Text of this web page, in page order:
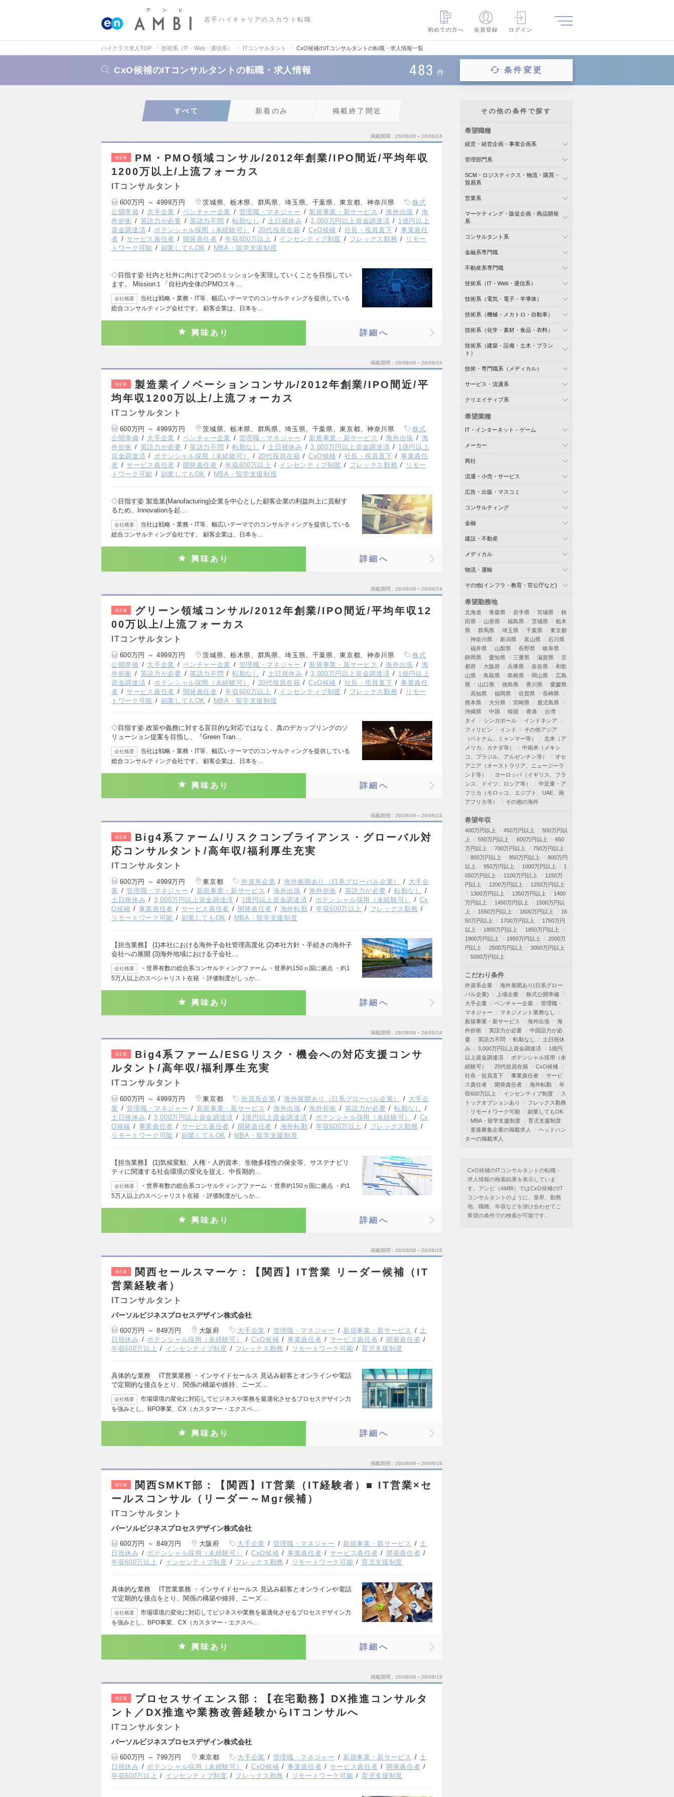
若手ハイキャリアのスカウト転職
初めての方へ
会員登録 ログイン
ハイクラス求人TOP 技術系（IT・Web・通信系） ITコンサルタント CxO候補のITコンサルタントの転職・求人情報一覧
CxO候補のITコンサルタントの転職・求人情報 483 件 条件変更
すべて 新着のみ 掲載終了間近
掲載期間 26/08/06～26/08/24
NEW
PM・PMO領域コンサル/2012年創業/IPO間近/平均年収
1200万以上/上流フォーカス
ITコンサルタント
600万円 ～ 4999万円 茨城県、栃木県、群馬県、埼玉県、千葉県、東京都、神奈川県
株式
公開準備
大手企業 ベンチャー企業 管理職・マネジャー 新規事業・新サービス 海外出張
海
外折衝
英語力が必要 英語力不問 転勤なし 土日祝休み 3,000万円以上資金調達済
1億円以上
資金調達済
ポテンシャル採用（未経験可） 20代役員在籍 CxO候補 社長・役員直下
事業責任
者
サービス責任者 開発責任者 年収600万以上 インセンティブ制度 フレックス勤務
リモー
トワーク可能
副業してもOK MBA・留学支援制度
◇目指す姿 社内と社外に向けて2つのミッションを実現していくことを目指してい
ます。 Mission１「自社内全体のPMOスキ…
会社概要
当社は戦略・業務・IT等、幅広いテーマでのコンサルティングを提供している
総合コンサルティング会社です。 顧客企業は、日本を…
興味あり 詳細へ
掲載期間 26/08/06～26/08/24
NEW
製造業イノベーションコンサル/2012年創業/IPO間近/平
均年収1200万以上/上流フォーカス
ITコンサルタント
600万円 ～ 4999万円 茨城県、栃木県、群馬県、埼玉県、千葉県、東京都、神奈川県
株式
公開準備
大手企業 ベンチャー企業 管理職・マネジャー 新規事業・新サービス 海外出張
海
外折衝
英語力が必要 英語力不問 転勤なし 土日祝休み 3,000万円以上資金調達済
1億円以上
資金調達済
ポテンシャル採用（未経験可） 20代役員在籍 CxO候補 社長・役員直下
事業責任
者
サービス責任者 開発責任者 年収600万以上 インセンティブ制度 フレックス勤務
リモー
トワーク可能
副業してもOK MBA・留学支援制度
◇目指す姿 製造業(Manufacturing)企業を中心とした顧客企業の利益向上に貢献す
るため、Innovationを起…
会社概要
当社は戦略・業務・IT等、幅広いテーマでのコンサルティングを提供している
総合コンサルティング会社です。 顧客企業は、日本を…
興味あり 詳細へ
掲載期間 26/08/06～26/08/24
NEW
グリーン領域コンサル/2012年創業/IPO間近/平均年収12
00万以上/上流フォーカス
ITコンサルタント
600万円 ～ 4999万円 茨城県、栃木県、群馬県、埼玉県、千葉県、東京都、神奈川県
株式
公開準備
大手企業 ベンチャー企業 管理職・マネジャー 新規事業・新サービス 海外出張
海
外折衝
英語力が必要 英語力不問 転勤なし 土日祝休み 3,000万円以上資金調達済
1億円以上
資金調達済
ポテンシャル採用（未経験可） 20代役員在籍 CxO候補 社長・役員直下
事業責任
者
サービス責任者 開発責任者 年収600万以上 インセンティブ制度 フレックス勤務
リモー
トワーク可能
副業してもOK MBA・留学支援制度
◇目指す姿 政策や義務に対する盲目的な対応ではなく、真のデカップリングのソ
リューション提案を目指し、『Green Tran…
会社概要
当社は戦略・業務・IT等、幅広いテーマでのコンサルティングを提供している
総合コンサルティング会社です。 顧客企業は、日本を…
興味あり 詳細へ
掲載期間 26/08/06～26/08/24
NEW
Big4系ファーム/リスクコンプライアンス・グローバル対
応コンサルタント/高年収/福利厚生充実
ITコンサルタント
600万円 ～ 4999万円 東京都 外資系企業 海外展開あり（日系グローバル企業）
大手企
業
管理職・マネジャー 新規事業・新サービス 海外出張 海外折衝 英語力が必要
転勤なし
土日祝休み
3,000万円以上資金調達済 1億円以上資金調達済 ポテンシャル採用（未経験可）
Cx
O候補
事業責任者 サービス責任者 開発責任者 海外転勤 年収600万以上
フレックス勤務
リモートワーク可能
副業してもOK MBA・留学支援制度
【担当業務】 (1)本社における海外子会社管理高度化 (2)本社方針・手続きの海外子
会社への展開 (3)海外地域における子会社…
会社概要
・世界有数の総合系コンサルティングファーム ・世界約150ヵ国に拠点 ・約1
5万人以上のスペシャリスト在籍 ・評価制度がしっか…
興味あり 詳細へ
掲載期間 26/08/06～26/08/24
NEW
Big4系ファーム/ESGリスク・機会への対応支援コンサ
ルタント/高年収/福利厚生充実
ITコンサルタント
600万円 ～ 4999万円 東京都 外資系企業 海外展開あり（日系グローバル企業）
大手企
業
管理職・マネジャー 新規事業・新サービス 海外出張 海外折衝 英語力が必要
転勤なし
土日祝休み
3,000万円以上資金調達済 1億円以上資金調達済 ポテンシャル採用（未経験可）
Cx
O候補
事業責任者 サービス責任者 開発責任者 海外転勤 年収600万以上
フレックス勤務
リモートワーク可能
副業してもOK MBA・留学支援制度
【担当業務】 (1)気候変動、人権・人的資本、生物多様性の保全等、サステナビリ
ティに関連する社会環境の変化を捉え、中長期的…
会社概要
・世界有数の総合系コンサルティングファーム ・世界約150ヵ国に拠点 ・約1
5万人以上のスペシャリスト在籍 ・評価制度がしっか…
興味あり 詳細へ
掲載期間 26/08/06～26/08/19
NEW
関西セールスマーケ：【関西】IT営業 リーダー候補（IT
営業経験者）
ITコンサルタント
パーソルビジネスプロセスデザイン株式会社
600万円 ～ 849万円 大阪府 大手企業 管理職・マネジャー 新規事業・新サービス
土
日祝休み
ポテンシャル採用（未経験可） CxO候補 事業責任者 サービス責任者
開発責任者
年収600万以上
インセンティブ制度 フレックス勤務 リモートワーク可能 育児支援制度
具体的な業務 IT営業業務 ・インサイドセールス 見込み顧客とオンラインや電話
で定期的な接点をとり、関係の構築や維持、ニーズ…
会社概要
市場環境の変化に対応してビジネスや業務を最適化させるプロセスデザイン力
を強みとし、BPO事業、CX（カスタマー・エクスペ…
興味あり 詳細へ
掲載期間 26/08/06～26/08/19
NEW
関西SMKT部：【関西】IT営業（IT経験者）■ IT営業×セ
ールスコンサル（リーダー～Mgr候補）
ITコンサルタント
パーソルビジネスプロセスデザイン株式会社
600万円 ～ 849万円 大阪府 大手企業 管理職・マネジャー 新規事業・新サービス
土
日祝休み
ポテンシャル採用（未経験可） CxO候補 事業責任者 サービス責任者
開発責任者
年収600万以上
インセンティブ制度 フレックス勤務 リモートワーク可能 育児支援制度
具体的な業務 IT営業業務 ・インサイドセールス 見込み顧客とオンラインや電話
で定期的な接点をとり、関係の構築や維持、ニーズ…
会社概要
市場環境の変化に対応してビジネスや業務を最適化させるプロセスデザイン力
を強みとし、BPO事業、CX（カスタマー・エクスペ…
興味あり 詳細へ
掲載期間 26/08/06～26/08/19
NEW
プロセスサイエンス部：【在宅勤務】DX推進コンサルタ
ント／DX推進や業務改善経験からITコンサルへ
ITコンサルタント
パーソルビジネスプロセスデザイン株式会社
600万円 ～ 799万円 東京都 大手企業 管理職・マネジャー 新規事業・新サービス
土
日祝休み
ポテンシャル採用（未経験可） CxO候補 事業責任者 サービス責任者
開発責任者
年収600万以上
インセンティブ制度 フレックス勤務 リモートワーク可能 育児支援制度
その他の条件で探す
希望職種
経営・経営企画・事業企画系
管理部門系
SCM・ロジスティクス・物流・購買・
貿易系
営業系
マーケティング・販促企画・商品開発
系
コンサルタント系
金融系専門職
不動産系専門職
技術系（IT・Web・通信系）
技術系（電気・電子・半導体）
技術系（機械・メカトロ・自動車）
技術系（化学・素材・食品・衣料）
技術系（建築・設備・土木・プラン
ト）
技術・専門職系（メディカル）
サービス・流通系
クリエイティブ系
希望業種
IT・インターネット・ゲーム
メーカー
商社
流通・小売・サービス
広告・出版・マスコミ
コンサルティング
金融
建設・不動産
メディカル
物流・運輸
その他(インフラ・教育・官公庁など)
希望勤務地
北海道 青森県 岩手県 宮城県
秋
田県
山形県 福島県 茨城県
栃木
県
群馬県 埼玉県 千葉県
東京都
神奈川県
新潟県 富山県
石川県
福井県
山梨県 長野県
岐阜県
静岡県
愛知県 三重県 滋賀県
京
都府
大阪府 兵庫県 奈良県
和歌
山県
鳥取県 島根県 岡山県
広島
県
山口県 徳島県 香川県
愛媛県
高知県
福岡県 佐賀県
長崎県
熊本県
大分県 宮崎県
鹿児島県
沖縄県
中国 韓国 香港
台湾
タイ
シンガポール
インドネシア
フィリピン
インド
その他アジア
（ベトナム、ミャンマー等）
北米（ア
メリカ、カナダ等）
中南米（メキシ
コ、ブラジル、アルゼンチン等）
オセ
アニア（オーストラリア、ニュージーラ
ンド等）
ヨーロッパ（イギリス、フラ
ンス、ドイツ、ロシア等）
中近東・ア
フリカ（モロッコ、エジプト、UAE、南
アフリカ等）
その他の海外
希望年収
400万円以上 450万円以上
500万円以
上
550万円以上 600万円以上
650
万円以上
700万円以上
750万円以上
800万円以上
850万円以上
900万円
以上
950万円以上 1000万円以上
1
050万円以上
1100万円以上
1150万
円以上
1200万円以上
1250万円以上
1300万円以上
1350万円以上
1400
万円以上
1450万円以上
1500万円以
上
1550万円以上 1600万円以上
16
50万円以上
1700万円以上
1750万円
以上
1800万円以上
1850万円以上
1900万円以上
1950万円以上
2000万
円以上
2500万円以上
3000万円以上
5000万円以上
こだわり条件
外資系企業
海外展開あり(日系グロー
バル企業)
上場企業
株式公開準備
大手企業
ベンチャー企業
管理職・
マネジャー
マネジメント業務なし
新規事業・新サービス
海外出張
海
外折衝
英語力が必要
中国語力が必
要
英語力不問 転勤なし
土日祝休
み
3,000万円以上資金調達済
1億円
以上資金調達済
ポテンシャル採用（未
経験可）
20代役員在籍
CxO候補
社長・役員直下
事業責任者
サービ
ス責任者
開発責任者 海外転勤
年
収600万以上
インセンティブ制度
ス
トックオプションあり
フレックス勤務
リモートワーク可能
副業してもOK
MBA・留学支援制度
育児支援制度
直接募集企業の掲載求人
ヘッドハン
ターの掲載求人
CxO候補のITコンサルタントの転職・
求人情報の検索結果を表示していま
す。アンビ（AMBI）ではCxO候補のIT
コンサルタントのように、業界、勤務
地、職種、年収などを掛け合わせてご
希望の条件での検索が可能です。